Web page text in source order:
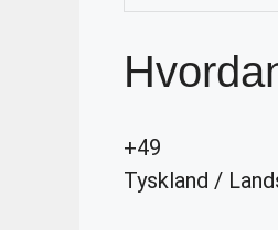
+49
Tyskland /